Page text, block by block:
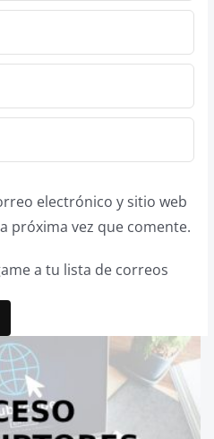
electrónico y sitio web
próxima vez que comente.
a tu lista de correos